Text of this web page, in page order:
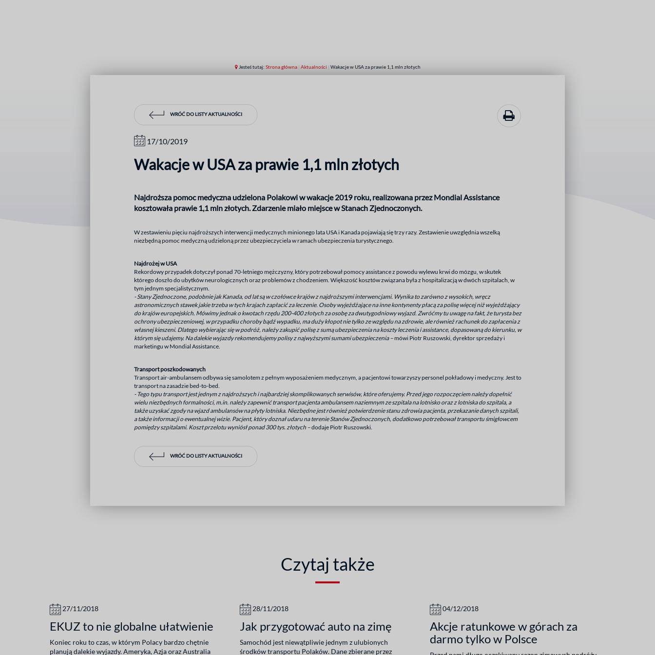
Jesteś tutaj: Strona główna | Aktualności | Wakacje w USA za prawie 1,1 mln złotych
WRÓĆ DO LISTY AKTUALNOŚCI
17/10/2019
Wakacje w USA za prawie 1,1 mln złotych
Najdroższa pomoc medyczna udzielona Polakowi w wakacje 2019 roku, realizowana przez Mondial Assistance
kosztowała prawie 1,1 mln złotych. Zdarzenie miało miejsce w Stanach Zjednoczonych.
W zestawieniu pięciu najdroższych interwencji medycznych minionego lata USA i Kanada pojawiają się trzy razy. Zestawienie uwzględnia wszelką
niezbędną pomoc medyczną udzieloną przez ubezpieczyciela w ramach ubezpieczenia turystycznego.
Najdrożej w USA
Rekordowy przypadek dotyczył ponad 70-letniego mężczyzny, który potrzebował pomocy assistance z powodu wylewu krwi do mózgu, w skutek
którego doszło do ubytków neurologicznych oraz problemów z chodzeniem. Większość kosztów związana była z hospitalizacją w dwóch szpitalach, w
tym jednym specjalistycznym.
- Stany Zjednoczone, podobnie jak Kanada, od lat są w czołówce krajów z najdroższymi interwencjami. Wynika to zarówno z wysokich, wręcz
astronomicznych stawek jakie trzeba w tych krajach zapłacić za leczenie. Osoby wyjeżdżające na inne kontynenty płacą za polisę więcej niż wyjeżdżający
do krajów europejskich. Mówimy jednak o kwotach rzędu 200-400 złotych za osobę za dwutygodniowy wyjazd. Zwróćmy tu uwagę na fakt, że turysta bez
ochrony ubezpieczeniowej, w przypadku choroby bądź wypadku, ma duży kłopot nie tylko ze względu na zdrowie, ale również rachunek do zapłacenia z
własnej kieszeni. Dlatego wybierając się w podróż, należy zakupić polisę z sumą ubezpieczenia na koszty leczenia i assistance, dopasowaną do kierunku, w
którym się udajemy. Na dalekie wyjazdy rekomendujemy polisy z najwyższymi sumami ubezpieczenia –mówi Piotr Ruszowski, dyrektor sprzedaży i
marketingu w Mondial Assistance.
Transport poszkodowanych
Transport air-ambulansem odbywa się samolotem z pełnym wyposażeniem medycznym, a pacjentowi towarzyszy personel pokładowy i medyczny. Jest to
transport na zasadzie bed-to-bed.
- Tego typu transport jest jednym z najdroższych i najbardziej skomplikowanych serwisów, które oferujemy. Przed jego rozpoczęciem należy dopełnić
wielu niezbędnych formalności, m.in. należy zapewnić transport pacjenta ambulansem naziemnym ze szpitala na lotnisko oraz z lotniska do szpitala, a
także uzyskać zgody na wjazd ambulansów na płyty lotniska. Niezbędne jest również potwierdzenie stanu zdrowia pacjenta, przekazanie danych szpitali,
a także informacji o ewentualnej wizie. Pacjent, który doznał udaru na terenie Stanów Zjednoczonych, dodatkowo potrzebował transportu śmigłowcem
pomiędzy szpitalami. Koszt przelotu wyniósł ponad 300 tys. złotych –dodaje Piotr Ruszowski.
WRÓĆ DO LISTY AKTUALNOŚCI
Czytaj także
27/11/2018
EKUZ to nie globalne ułatwienie
Koniec roku to czas, w którym Polacy bardzo chętnie
planują dalekie wyjazdy. Ameryka, Azja oraz Australia
28/11/2018
Jak przygotować auto na zimę
Samochód jest niewątpliwie jednym z ulubionych
środków transportu Polaków. Dane zbierane przez
04/12/2018
Akcje ratunkowe w górach za
darmo tylko w Polsce